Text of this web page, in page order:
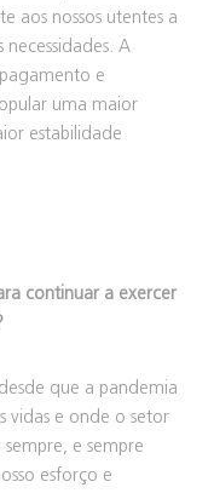
aos nossos utentes a
A
e
uma maior
estabilidade
continuar a exercer
que a pandemia
vidas e onde o setor
e sempre
esforço e